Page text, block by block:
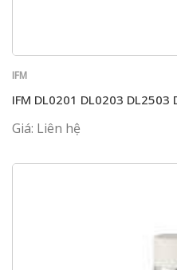
IFM
IFM DL0201 DL0203
Giá: Liên hệ